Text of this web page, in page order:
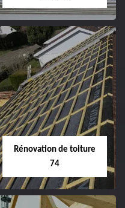
Rénovation de toiture
74